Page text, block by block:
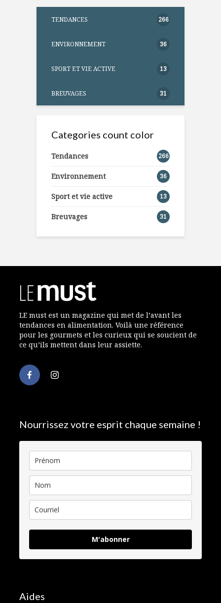
TENDANCES 266
ENVIRONNEMENT 36
SPORT ET VIE ACTIVE 13
BREUVAGES 31
Categories count color
Tendances 266
Environnement 36
Sport et vie active 13
Breuvages 31
LE must est un magazine qui met de l’avant les
tendances en alimentation. Voilà une référence
pour les gourmets et les curieux qui se soucient de
ce qu’ils mettent dans leur assiette.
Nourrissez votre esprit chaque semaine !
M'abonner
Aides